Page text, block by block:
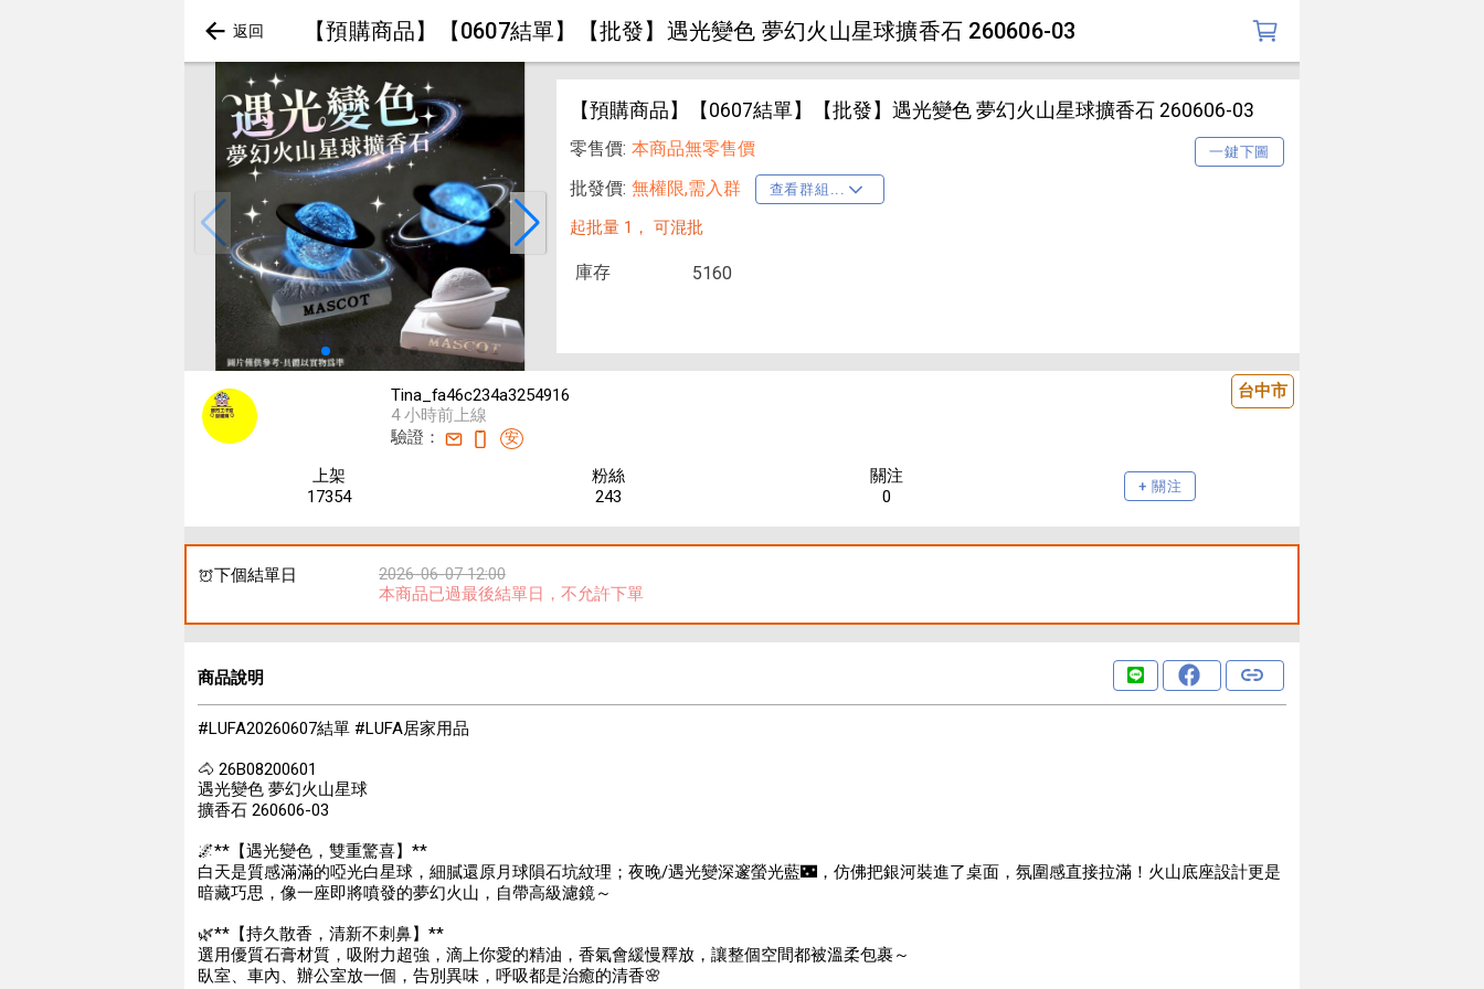
【預購商品】【0607結單】【批發】遇光變色 夢幻火山星球擴香石 260606-03
【預購商品】【0607結單】【批發】遇光變色 夢幻火山星球擴香石 260606-03
零售價: 一鍵下圖
本商品無零售價
批發價: 無權限,需入群 查看群組...
起批量 1， 可混批
庫存 5160
台中市
Tina_fa46c234a3254916
4 小時前上線
驗證：
安
上架
17354
粉絲
243
關注
0
+ 關注
下個結單日
2026-06-07 12:00
本商品已過最後結單日，不允許下單
商品說明
#LUFA20260607結單 #LUFA居家用品
🐴 26B08200601
遇光變色 夢幻火山星球
擴香石 260606-03
🌌**【遇光變色，雙重驚喜】**
白天是質感滿滿的啞光白星球，細膩還原月球隕石坑紋理；夜晚/遇光變深邃螢光藍🌃，仿佛把銀河裝進了桌面，氛圍感直接拉滿！火山底座設計更是
暗藏巧思，像一座即將噴發的夢幻火山，自帶高級濾鏡～
🌿**【持久散香，清新不刺鼻】**
選用優質石膏材質，吸附力超強，滴上你愛的精油，香氣會緩慢釋放，讓整個空間都被溫柔包裹～
臥室、車內、辦公室放一個，告別異味，呼吸都是治癒的清香🌸